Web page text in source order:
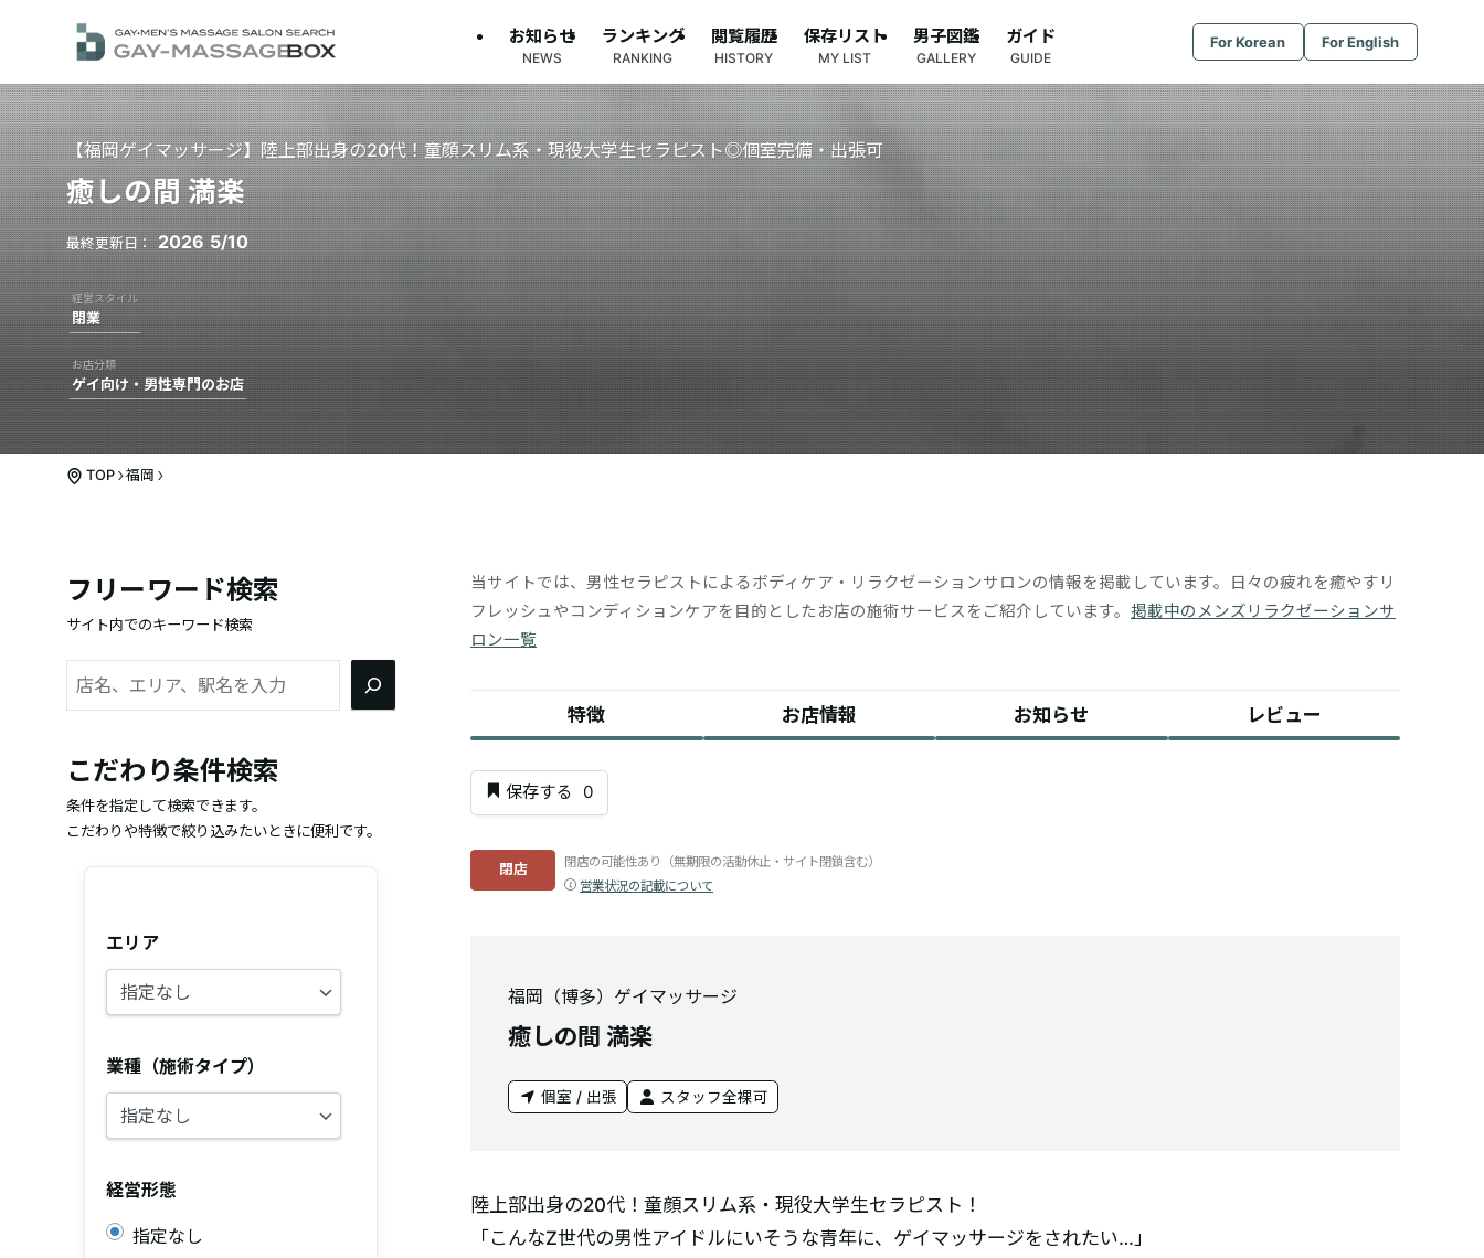
お知らせ
NEWS
ランキング
RANKING
閲覧履歴
HISTORY
保存リスト
MY LIST
男子図鑑
GALLERY
ガイド
GUIDE
For Korean For English
【福岡ゲイマッサージ】陸上部出身の20代！童顔スリム系・現役大学生セラピスト◎個室完備・出張可
癒しの間 満楽
2026 5/10
閉業
ゲイ向け・男性専門のお店
TOP 福岡
当サイトでは、男性セラピストによるボディケア・リラクゼーションサロンの情報を掲載しています。日々の疲れを癒やすリ
フレッシュやコンディションケアを目的としたお店の施術サービスをご紹介しています。 掲載中のメンズリラクゼーションサ
ロン一覧
特徴 お店情報 お知らせ レビュー
保存する 0
閉店
閉店の可能性あり（無期限の活動休止・サイト閉鎖含む）
営業状況の記載について
福岡（博多）ゲイマッサージ
癒しの間 満楽
個室 / 出張 スタッフ全裸可
陸上部出身の20代！童顔スリム系・現役大学生セラピスト！
「こんなZ世代の男性アイドルにいそうな青年に、ゲイマッサージをされたい…」
フリーワード検索
サイト内でのキーワード検索
検
索
こだわり条件検索
条件を指定して検索できます。
こだわりや特徴で絞り込みたいときに便利です。
エリア
業種（施術タイプ）
経営形態
指定なし